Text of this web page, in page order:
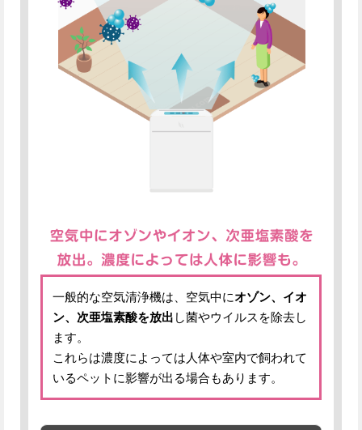
一般的な空気清浄機は、空気中にオゾン、イオ
ン、次亜塩素酸を放出 し菌やウイルスを除去し
ます。
これらは濃度によっては人体や室内で飼われて
いるペットに影響が出る場合もあります。